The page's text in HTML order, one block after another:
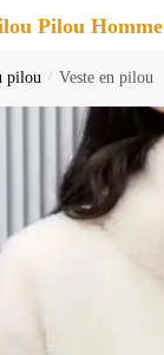
Pilou Homme
pilou / Veste en pilou